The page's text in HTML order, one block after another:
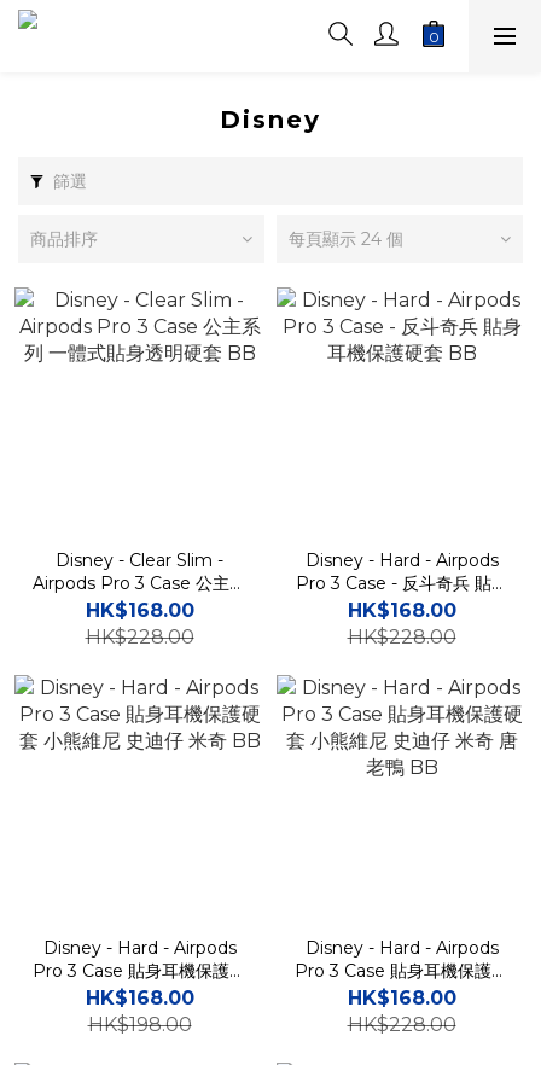
Disney
篩選
商品排序 每頁顯示 24 個
Disney - Clear Slim -
Airpods Pro 3 Case 公主系
列 一體式貼身透明硬套 BB
HK$168.00
HK$228.00
Disney - Hard - Airpods
Pro 3 Case - 反斗奇兵 貼身
耳機保護硬套 BB
HK$168.00
HK$228.00
Disney - Hard - Airpods
Pro 3 Case 貼身耳機保護硬
套 小熊維尼 史迪仔 米奇
BB
HK$168.00
HK$198.00
Disney - Hard - Airpods
Pro 3 Case 貼身耳機保護硬
套 小熊維尼 史迪仔 米奇 唐
老鴨 BB
HK$168.00
HK$228.00